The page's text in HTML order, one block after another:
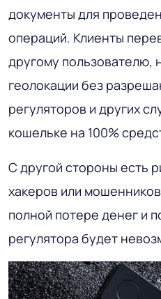
документы для
операций. Клиенты
другому пользователю,
геолокации без
регуляторов и других
кошельке на 100%
С другой стороны есть
хакеров или
полной потере денег и
регулятора будет